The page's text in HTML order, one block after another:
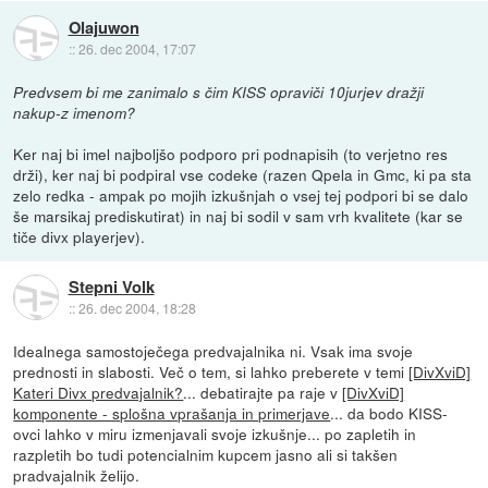
Olajuwon
::26. dec 2004, 17:07
Predvsem bi me zanimalo s čim KISS opraviči 10jurjev dražji
nakup-z imenom?
Ker naj bi imel najboljšo podporo pri podnapisih (to verjetno res
drži), ker naj bi podpiral vse codeke (razen Qpela in Gmc, ki pa sta
zelo redka - ampak po mojih izkušnjah o vsej tej podpori bi se dalo
še marsikaj prediskutirat) in naj bi sodil v sam vrh kvalitete (kar se
tiče divx playerjev).
Stepni Volk
::26. dec 2004, 18:28
Idealnega samostoječega predvajalnika ni. Vsak ima svoje
prednosti in slabosti. Več o tem, si lahko preberete v temi[DivXviD]
Kateri Divx predvajalnik?... debatirajte pa raje v[DivXviD]
komponente - splošna vprašanja in primerjave... da bodo KISS-
ovci lahko v miru izmenjavali svoje izkušnje... po zapletih in
razpletih bo tudi potencialnim kupcem jasno ali si takšen
pradvajalnik želijo.